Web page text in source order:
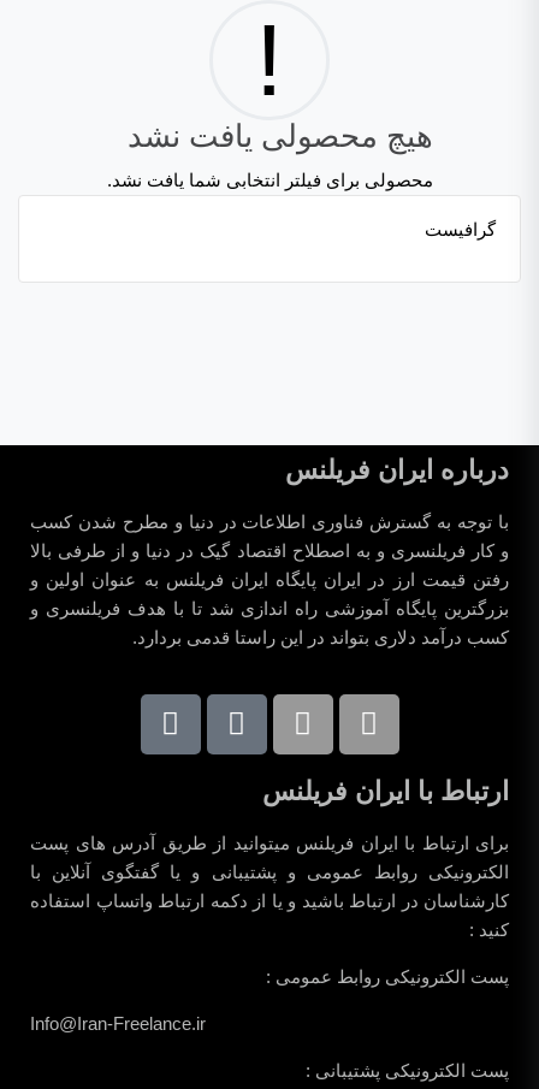
!
هیچ محصولی یافت نشد
محصولی برای فیلتر انتخابی شما یافت نشد.
گرافیست
درباره ایران فریلنس
با توجه به گسترش فناوری اطلاعات در دنیا و مطرح شدن کسب
و کار فریلنسری و به اصطلاح اقتصاد گیک در دنیا و از طرفی بالا
رفتن قیمت ارز در ایران پایگاه ایران فریلنس به عنوان اولین و
بزرگترین پایگاه آموزشی راه اندازی شد تا با هدف فریلنسری و
کسب درآمد دلاری بتواند در این راستا قدمی بردارد.
ارتباط با ایران فریلنس
برای ارتباط با ایران فریلنس میتوانید از طریق آدرس های پست
الکترونیکی روابط عمومی و پشتیبانی و یا گفتگوی آنلاین با
کارشناسان در ارتباط باشید و یا از دکمه ارتباط واتساپ استفاده
کنید :
پست الکترونیکی روابط عمومی :
Info@Iran-Freelance.ir
پست الکترونیکی پشتیبانی :